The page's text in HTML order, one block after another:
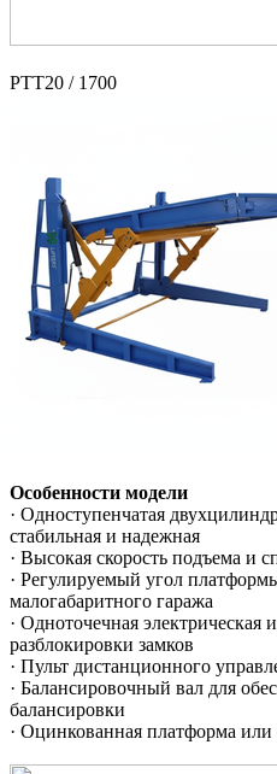
PTT20 / 1700
Особенности модели
· Одноступенчатая
стабильная и надежная
· Высокая скорость подъема и
· Регулируемый угол
малогабаритного гаража
· Одноточечная электрическая
разблокировки замков
· Пульт дистанционного
· Балансировочный вал для
балансировки
· Оцинкованная платформа